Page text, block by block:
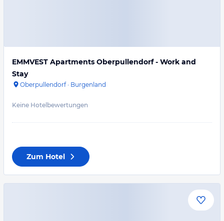
EMMVEST Apartments Oberpullendorf - Work and
Stay
Oberpullendorf· Burgenland
Keine Hotelbewertungen
Zum Hotel